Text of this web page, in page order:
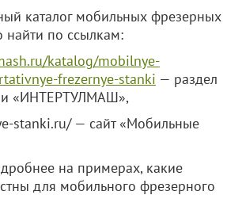
каталог мобильных фрезерных
найти по ссылкам:
katalog/mobilnye-
frezernye-stanki — раздел
«ИНТЕРТУЛМАШ»,
stanki.ru/ — сайт «Мобильные
на примерах, какие
для мобильного фрезерного